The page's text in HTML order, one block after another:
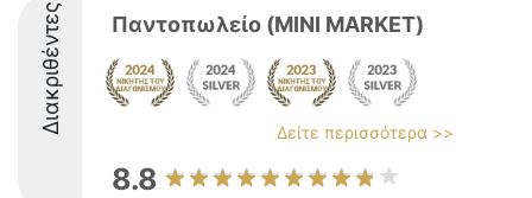
Διακριθέντες Παντοπωλείο (MINI MARKET)
Δείτε περισσότερα >>
8.8